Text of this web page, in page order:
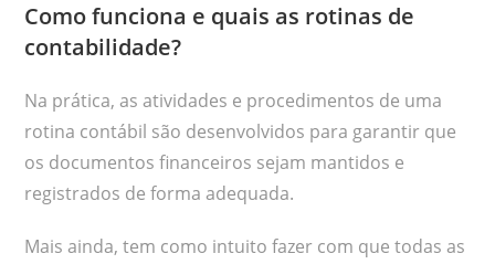
Como funciona e quais as rotinas de
contabilidade?
Na prática, as atividades e procedimentos de uma
rotina contábil são desenvolvidos para garantir que
os documentos financeiros sejam mantidos e
registrados de forma adequada.
Mais ainda, tem como intuito fazer com que todas as